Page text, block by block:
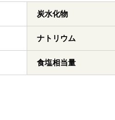
炭水化物
ナトリウム
食塩相当量